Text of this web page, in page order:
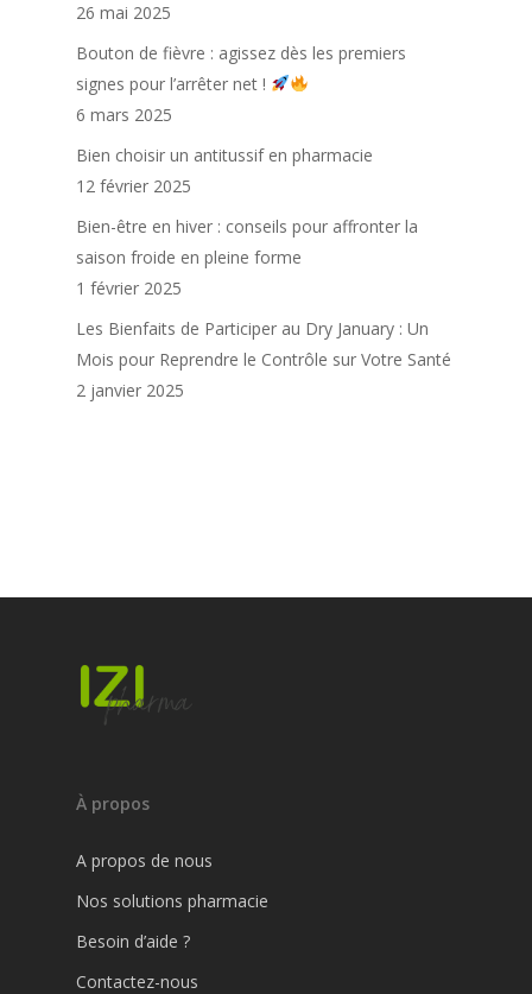
26 mai 2025
Bouton de fièvre : agissez dès les premiers
signes pour l’arrêter net !
6 mars 2025
Bien choisir un antitussif en pharmacie
12 février 2025
Bien-être en hiver : conseils pour affronter la
saison froide en pleine forme
1 février 2025
Les Bienfaits de Participer au Dry January : Un
Mois pour Reprendre le Contrôle sur Votre Santé
2 janvier 2025
À propos
A propos de nous
Nos solutions pharmacie
Besoin d’aide ?
Contactez-nous